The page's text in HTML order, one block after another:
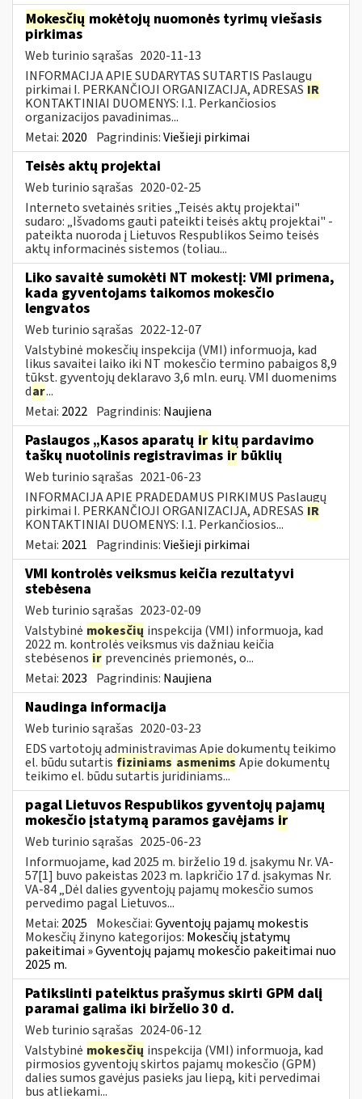
Mokesčių mokėtojų nuomonės tyrimų viešasis
pirkimas
Web turinio sąrašas 2020-11-13
INFORMACIJA APIE SUDARYTAS SUTARTIS Paslaugų
pirkimai I. PERKANČIOJI ORGANIZACIJA, ADRESAS IR
KONTAKTINIAI DUOMENYS: I.1. Perkančiosios
organizacijos pavadinimas...
Metai: 2020 Pagrindinis:Viešieji pirkimai
Teisės aktų projektai
Web turinio sąrašas 2020-02-25
Interneto svetainės srities „Teisės aktų projektai"
sudaro: „Išvadoms gauti pateikti teisės aktų projektai" -
pateikta nuoroda į Lietuvos Respublikos Seimo teisės
aktų informacinės sistemos (toliau...
Liko savaitė sumokėti NT mokestį: VMI primena,
kada gyventojams taikomos mokesčio
lengvatos
Web turinio sąrašas 2022-12-07
Valstybinė mokesčių inspekcija (VMI) informuoja, kad
likus savaitei laiko iki NT mokesčio termino pabaigos 8,9
tūkst. gyventojų deklaravo 3,6 mln. eurų. VMI duomenims
dar...
Metai: 2022 Pagrindinis: Naujiena
Paslaugos „Kasos aparatų ir kitų pardavimo
taškų nuotolinis registravimas ir būklių
Web turinio sąrašas 2021-06-23
INFORMACIJA APIE PRADEDAMUS PIRKIMUS Paslaugų
pirkimai I. PERKANČIOJI ORGANIZACIJA, ADRESAS IR
KONTAKTINIAI DUOMENYS: I.1. Perkančiosios...
Metai: 2021 Pagrindinis:Viešieji pirkimai
VMI kontrolės veiksmus keičia rezultatyvi
stebėsena
Web turinio sąrašas 2023-02-09
Valstybinė mokesčių inspekcija (VMI) informuoja, kad
2022 m. kontrolės veiksmus vis dažniau keičia
stebėsenos ir prevencinės priemonės, o...
Metai: 2023 Pagrindinis: Naujiena
Naudinga informacija
Web turinio sąrašas 2020-03-23
EDS vartotojų administravimas Apie dokumentų teikimo
el. būdu sutartis fiziniams asmenims Apie dokumentų
teikimo el. būdu sutartis juridiniams...
pagal Lietuvos Respublikos gyventojų pajamų
mokesčio įstatymą paramos gavėjams ir
Web turinio sąrašas 2025-06-23
Informuojame, kad 2025 m. birželio 19 d. įsakymu Nr. VA-
57[1] buvo pakeistas 2023 m. lapkričio 17 d. įsakymas Nr.
VA-84 „Dėl dalies gyventojų pajamų mokesčio sumos
pervedimo pagal Lietuvos...
Metai: 2025 Mokesčiai:Gyventojų pajamų mokestis
Mokesčių žinyno kategorijos: Mokesčių įstatymų
pakeitimai » Gyventojų pajamų mokesčio pakeitimai nuo
2025 m.
Patikslinti pateiktus prašymus skirti GPM dalį
paramai galima iki birželio 30 d.
Web turinio sąrašas 2024-06-12
Valstybinė mokesčių inspekcija (VMI) informuoja, kad
pirmosios gyventojų skirtos pajamų mokesčio (GPM)
dalies sumos gavėjus pasieks jau liepą, kiti pervedimai
bus atliekami...